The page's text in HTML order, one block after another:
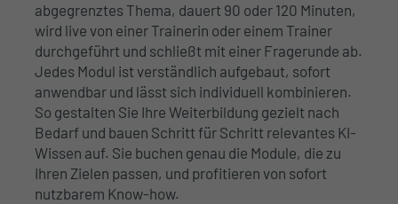
abgegrenztes Thema, dauert 90 oder 120 Minuten,
wird live von einer Trainerin oder einem Trainer
durchgeführt und schließt mit einer Fragerunde ab.
Jedes Modul ist verständlich aufgebaut, sofort
anwendbar und lässt sich individuell kombinieren.
So gestalten Sie Ihre Weiterbildung gezielt nach
Bedarf und bauen Schritt für Schritt relevantes KI-
Wissen auf. Sie buchen genau die Module, die zu
Ihren Zielen passen, und profitieren von sofort
nutzbarem Know-how.